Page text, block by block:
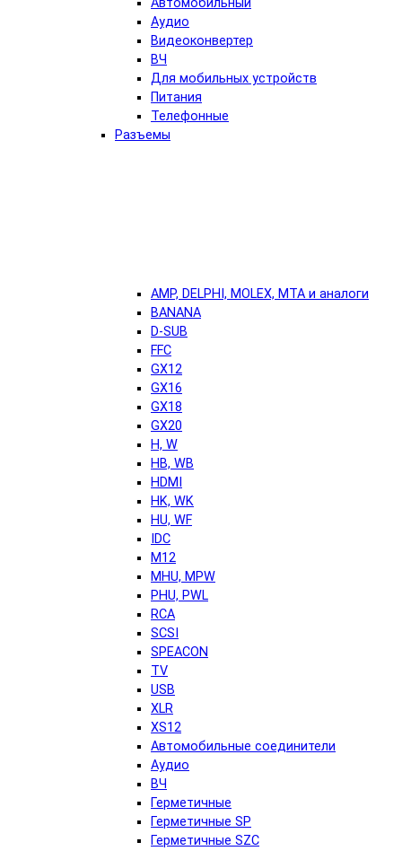
Автомобильный
Аудио
Видеоконвертер
ВЧ
Для мобильных устройств
Питания
Телефонные
Разъемы
AMP, DELPHI, MOLEX, MTA и аналоги
BANANA
D-SUB
FFC
GX12
GX16
GX18
GX20
H, W
HB, WB
HDMI
HK, WK
HU, WF
IDC
M12
MHU, MPW
PHU, PWL
RCA
SCSI
SPEACON
TV
USB
XLR
XS12
Автомобильные соединители
Аудио
ВЧ
Герметичные
Герметичные SP
Герметичные SZC